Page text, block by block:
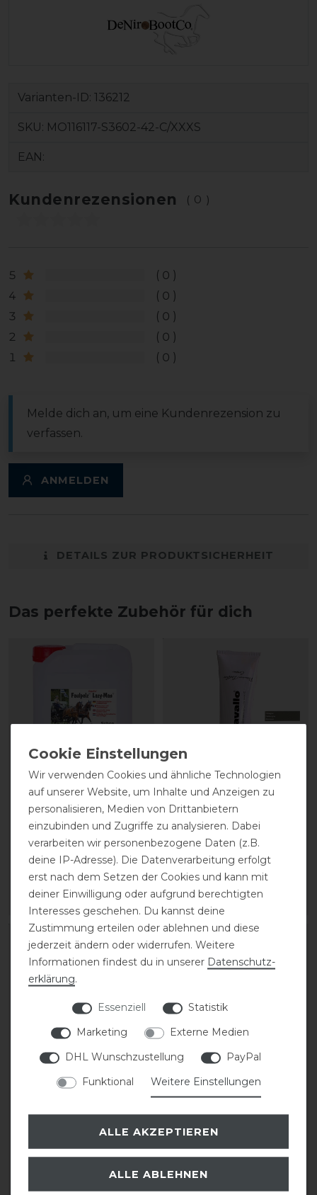
Varianten-ID: 136212
SKU: MO116117-S3602-42-C/XXXS
EAN:
Kundenrezensionen (0)
5
0
4
0
3
0
2
0
1
0
Melde dich an, um eine Kundenrezension zu
verfassen.
ANMELDEN
DETAILS ZUR PRODUKTSICHERHEIT
Das perfekte Zubehör für dich
Stassek Equifix Faulpelz
Lederpflege easy-care
43,80 € *
Liter | 21,90 € / Liter
ARTIKEL MERKEN
CAVALLO Care Creme
Schuhcreme 75 ml
9,90 € *
0.075 Liter | 132,00 € / Liter
ARTIKEL MERKEN
CAVALLO Care Creme
CAVALLO Care Creme
Schuhcreme 75 ml
Wir verwenden Cookies und ähnliche Technologien
auf unserer Website, um Inhalte und Anzeigen zu
personalisieren, Medien von Drittanbietern
einzubinden und Zugriffe zu analysieren. Dabei
verarbeiten wir personenbezogene Daten (z.B.
deine IP-Adresse). Die Datenverarbeitung erfolgt
erst nach dem Setzen der Cookies und kann mit
deiner Einwilligung oder aufgrund berechtigten
Interesses geschehen. Du kannst deine
Zustimmung erteilen oder ablehnen und diese
jederzeit ändern oder widerrufen. Weitere
Informationen findest du in unserer Daten­schutz­
erklärung.
Essenziell
Statistik
Marketing
Externe Medien
DHL Wunschzustellung
PayPal
Funktional
Weitere Einstellungen
ALLE AKZEPTIEREN
ALLE ABLEHNEN